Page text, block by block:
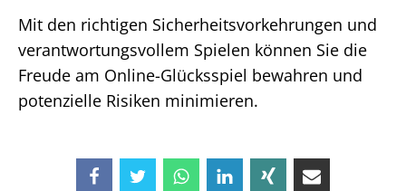
Mit den richtigen Sicherheitsvorkehrungen und
verantwortungsvollem Spielen können Sie die
Freude am Online-Glücksspiel bewahren und
potenzielle Risiken minimieren.